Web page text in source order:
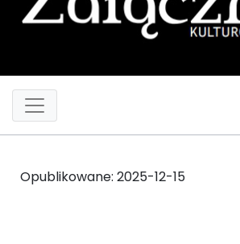
Opublikowane: 2025-12-15